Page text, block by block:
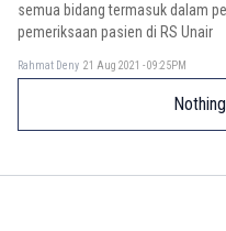
semua bidang termasuk dalam
pemeriksaan pasien di RS Unair
Rahmat Deny 21 Aug 2021 - 09:25PM